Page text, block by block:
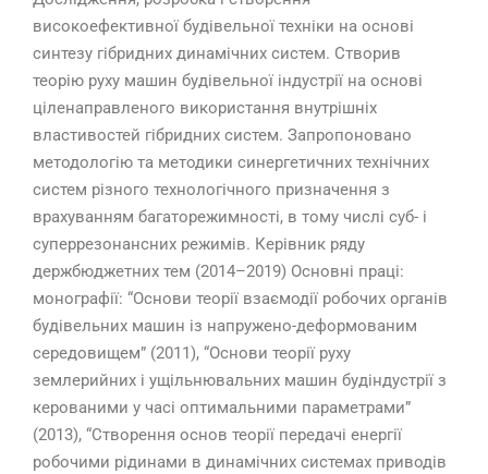
високоефективної будівельної техніки на основі
синтезу гібридних динамічних систем. Створив
теорію руху машин будівельної індустрії на основі
ціленаправленого використання внутрішніх
властивостей гібридних систем. Запропоновано
методологію та методики синергетичних технічних
систем різного технологічного призначення з
врахуванням багаторежимності, в тому числі суб- і
суперрезонансних режимів. Керівник ряду
держбюджетних тем (2014–2019) Основні праці:
монографії: “Основи теорії взаємодії робочих органів
будівельних машин із напружено-деформованим
середовищем” (2011), “Основи теорії руху
землерийних і ущільнювальних машин будіндустрії з
керованими у часі оптимальними параметрами”
(2013), “Створення основ теорії передачі енергії
робочими рідинами в динамічних системах приводів